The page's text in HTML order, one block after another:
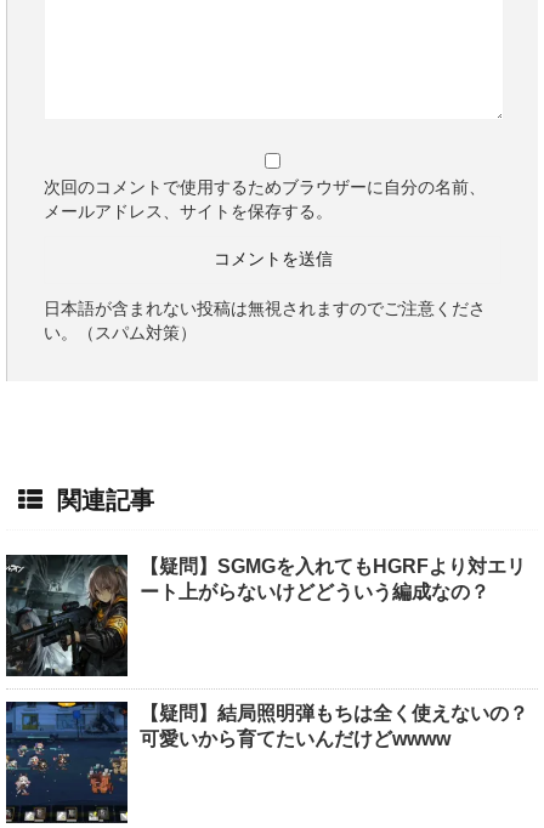
次回のコメントで使用するためブラウザーに自分の名前、
メールアドレス、サイトを保存する。
日本語が含まれない投稿は無視されますのでご注意くださ
い。（スパム対策）
関連記事
【疑問】SGMGを入れてもHGRFより対エリ
ート上がらないけどどういう編成なの？
【疑問】結局照明弾もちは全く使えないの？
可愛いから育てたいんだけどwwww